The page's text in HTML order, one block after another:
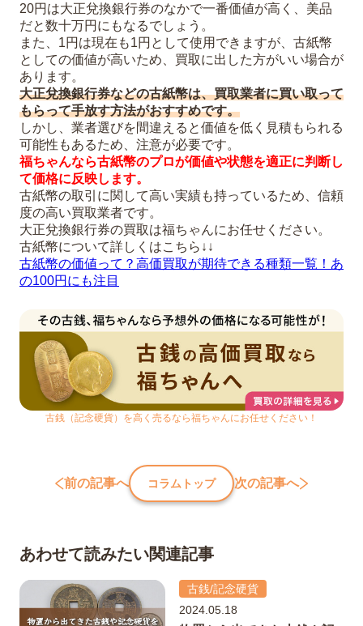
20円は大正兌換銀行券のなかで一番価値が高く、美品
だと数十万円にもなるでしょう。
また、1円は現在も1円として使用できますが、古紙幣
としての価値が高いため、買取に出した方がいい場合が
あります。
大正兌換銀行券などの古紙幣は、買取業者に買い取って
もらって手放す方法がおすすめです。
しかし、業者選びを間違えると価値を低く見積もられる
可能性もあるため、注意が必要です。
福ちゃんなら古紙幣のプロが価値や状態を適正に判断し
て価格に反映します。
古紙幣の取引に関して高い実績も持っているため、信頼
度の高い買取業者です。
大正兌換銀行券の買取は福ちゃんにお任せください。
古紙幣について詳しくはこちら↓↓
古紙幣の価値って？高価買取が期待できる種類一覧！あ
の100円にも注目
古銭（記念硬貨）を高く売るなら福ちゃんにお任せください！
前の記事へ コラムトップ 次の記事へ
あわせて読みたい関連記事
古銭/記念硬貨
2024.05.18